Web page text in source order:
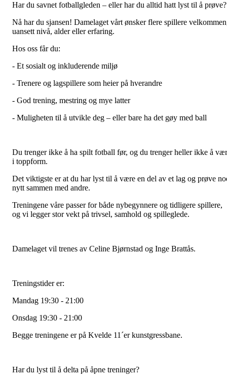
Har du savnet fotballgleden – eller har du alltid hatt lyst til å prøve?
Nå har du sjansen! Damelaget vårt ønsker flere spillere
uansett nivå, alder eller erfaring.
Hos oss får du:
- Et sosialt og inkluderende miljø
- Trenere og lagspillere som heier på hverandre
- God trening, mestring og mye latter
- Muligheten til å utvikle deg – eller bare ha det gøy med ball
Du trenger ikke å ha spilt fotball før, og du trenger heller ikke å
i toppform.
Det viktigste er at du har lyst til å være en del av et lag og prøve
nytt sammen med andre.
Treningene våre passer for både nybegynnere og tidligere spillere,
og vi legger stor vekt på trivsel, samhold og spilleglede.
Damelaget vil trenes av Celine Bjørnstad og Inge Brattås.
Treningstider er:
Mandag 19:30 - 21:00
Onsdag 19:30 - 21:00
Begge treningene er på Kvelde 11´er kunstgressbane.
Har du lyst til å delta på åpne treninger?